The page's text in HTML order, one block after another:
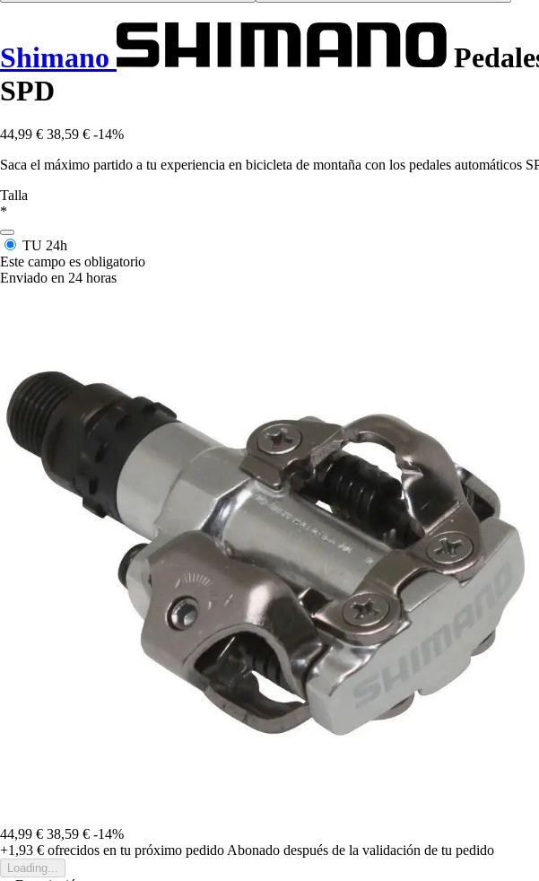
Shimano
SPD
44,99 € 38,59 € -14%
Saca el máximo partido a tu experiencia en bicicleta de montaña con los pedales
Talla
*
TU 24h
Este campo es obligatorio
Enviado en 24 horas
44,99 € 38,59 € -14%
+1,93 € ofrecidos en tu próximo pedido Abonado después de la validación de tu pedido
Loading...